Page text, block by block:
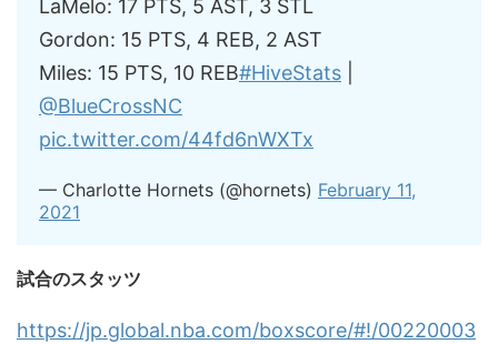
LaMelo: 17 PTS, 5 AST, 3 STL
Gordon: 15 PTS, 4 REB, 2 AST
Miles: 15 PTS, 10 REB#HiveStats
@BlueCrossNC
pic.twitter.com/44fd6nWXTx
— Charlotte Hornets (@hornets) February 11,
2021
試合のスタッツ
https://jp.global.nba.com/boxscore/#!/00220003